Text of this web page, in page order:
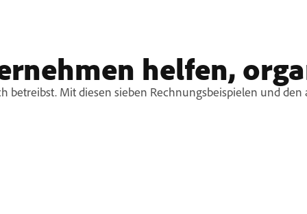
helfen,
Mit diesen sieben Rechnungsbeispielen und